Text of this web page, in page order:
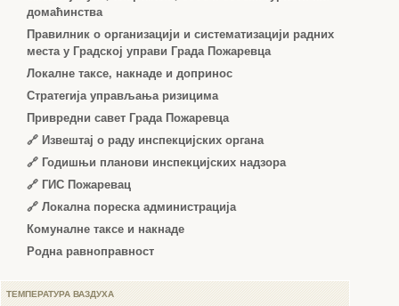
домаћинства
Правилник о организацији и систематизацији радних
места у Градској управи Града Пожаревца
Локалне таксе, накнаде и допринос
Стратегија управљања ризицима
Привредни савет Града Пожаревца
🔗 Извештај о раду инспекцијских органа
🔗 Годишњи планови инспекцијских надзора
🔗 ГИС Пожаревац
🔗 Локална пореска администрација
Комуналне таксе и накнаде
Родна равноправност
ТЕМПЕРАТУРА ВАЗДУХА